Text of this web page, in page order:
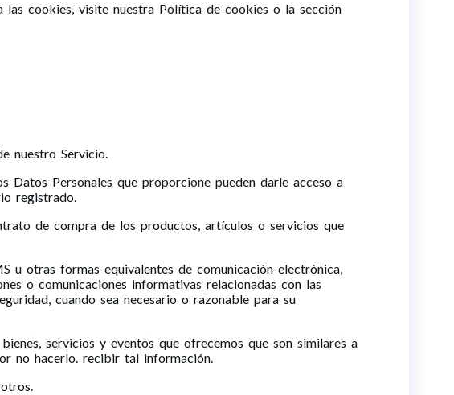
cookies, visite nuestra Política de cookies o la sección
nuestro Servicio.
Datos Personales que proporcione pueden darle acceso a
registrado.
de compra de los productos, artículos o servicios que
u otras formas equivalentes de comunicación electrónica,
o comunicaciones informativas relacionadas con las
cuando sea necesario o razonable para su
servicios y eventos que ofrecemos que son similares a
no hacerlo. recibir tal información.